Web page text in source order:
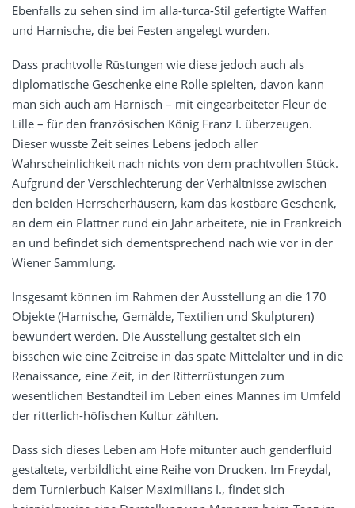
Ebenfalls zu sehen sind im alla-turca-Stil gefertigte Waffen
und Harnische, die bei Festen angelegt wurden.
Dass prachtvolle Rüstungen wie diese jedoch auch als
diplomatische Geschenke eine Rolle spielten, davon kann
man sich auch am Harnisch – mit eingearbeiteter Fleur de
Lille – für den französischen König Franz I. überzeugen.
Dieser wusste Zeit seines Lebens jedoch aller
Wahrscheinlichkeit nach nichts von dem prachtvollen Stück.
Aufgrund der Verschlechterung der Verhältnisse zwischen
den beiden Herrscherhäusern, kam das kostbare Geschenk,
an dem ein Plattner rund ein Jahr arbeitete, nie in Frankreich
an und befindet sich dementsprechend nach wie vor in der
Wiener Sammlung.
Insgesamt können im Rahmen der Ausstellung an die 170
Objekte (Harnische, Gemälde, Textilien und Skulpturen)
bewundert werden. Die Ausstellung gestaltet sich ein
bisschen wie eine Zeitreise in das späte Mittelalter und in die
Renaissance, eine Zeit, in der Ritterrüstungen zum
wesentlichen Bestandteil im Leben eines Mannes im Umfeld
der ritterlich-höfischen Kultur zählten.
Dass sich dieses Leben am Hofe mitunter auch genderfluid
gestaltete, verbildlicht eine Reihe von Drucken. Im Freydal,
dem Turnierbuch Kaiser Maximilians I., findet sich